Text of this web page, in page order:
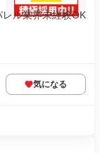
ル業界未経験OK
気になる